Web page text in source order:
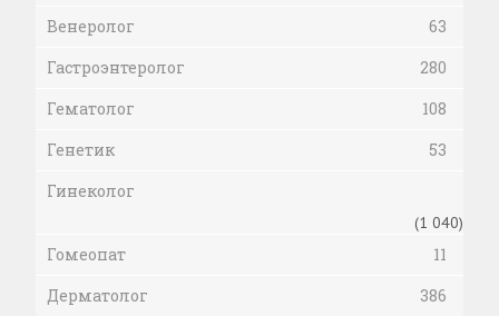
Венеролог
63
Гастроэнтеролог
280
Гематолог
108
Генетик
53
Гинеколог
(1 040)
Гомеопат
11
Дерматолог
386